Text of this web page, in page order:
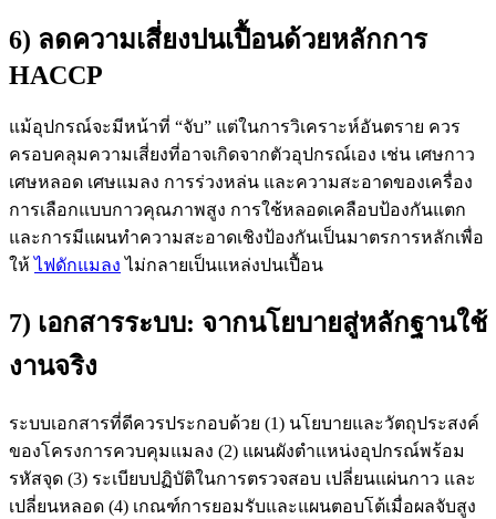
6) ลดความเสี่ยงปนเปื้อนด้วยหลักการ
HACCP
แม้อุปกรณ์จะมีหน้าที่ “จับ” แต่ในการวิเคราะห์อันตราย ควร
ครอบคลุมความเสี่ยงที่อาจเกิดจากตัวอุปกรณ์เอง เช่น เศษกาว
เศษหลอด เศษแมลง การร่วงหล่น และความสะอาดของเครื่อง
การเลือกแบบกาวคุณภาพสูง การใช้หลอดเคลือบป้องกันแตก
และการมีแผนทำความสะอาดเชิงป้องกันเป็นมาตรการหลักเพื่อ
ให้ไฟดักแมลง ไม่กลายเป็นแหล่งปนเปื้อน
7) เอกสารระบบ: จากนโยบายสู่หลักฐานใช้
งานจริง
ระบบเอกสารที่ดีควรประกอบด้วย (1) นโยบายและวัตถุประสงค์
ของโครงการควบคุมแมลง (2) แผนผังตำแหน่งอุปกรณ์พร้อม
รหัสจุด (3) ระเบียบปฏิบัติในการตรวจสอบ เปลี่ยนแผ่นกาว และ
เปลี่ยนหลอด (4) เกณฑ์การยอมรับและแผนตอบโต้เมื่อผลจับสูง